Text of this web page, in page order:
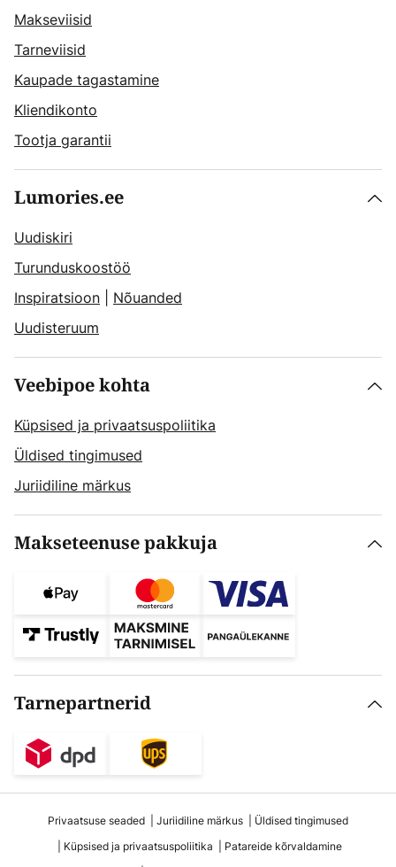
Makseviisid
Tarneviisid
Kaupade tagastamine
Kliendikonto
Tootja garantii
Lumories.ee
Uudiskiri
Turunduskoostöö
Inspiratsioon
Nõuanded
Uudisteruum
Veebipoe kohta
Küpsised ja privaatsuspoliitika
Üldised tingimused
Juriidiline märkus
Makseteenuse pakkuja
Tarnepartnerid
Privaatsuse seaded Juriidiline märkus
Üldised tingimused
Küpsised ja privaatsuspoliitika
Patareide kõrvaldamine